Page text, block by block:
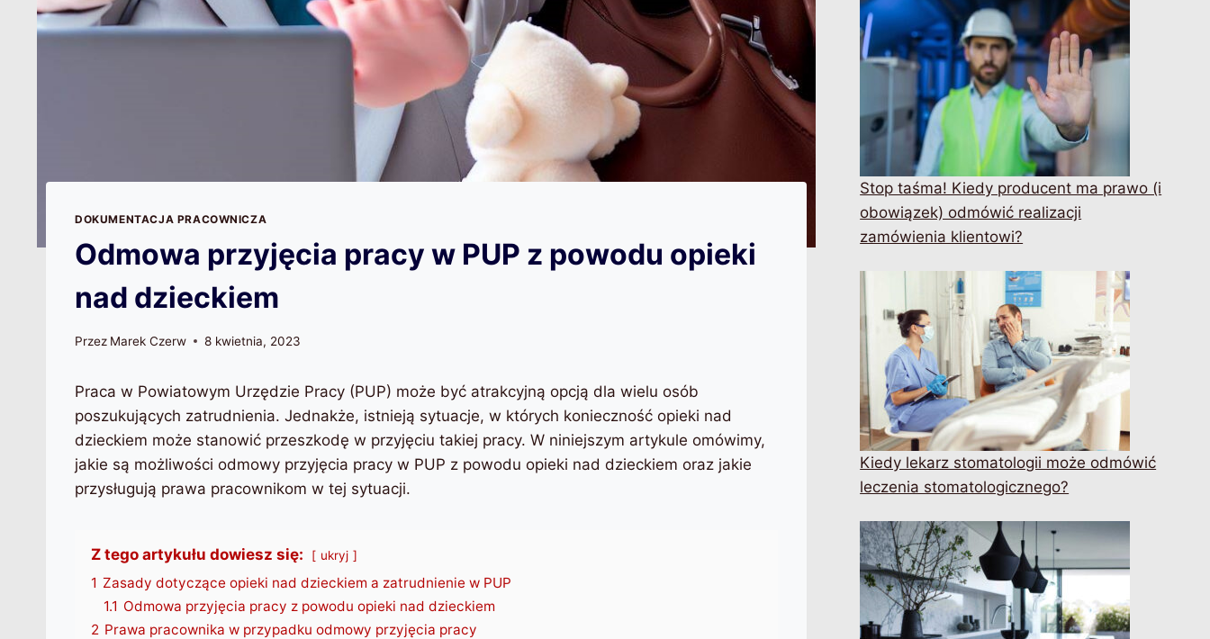
DOKUMENTACJA PRACOWNICZA
Odmowa przyjęcia pracy w PUP z powodu opieki
nad dzieckiem
Przez Marek Czerw 8 kwietnia, 2023
Praca w Powiatowym Urzędzie Pracy (PUP) może być atrakcyjną opcją dla wielu osób
poszukujących zatrudnienia. Jednakże, istnieją sytuacje, w których konieczność opieki nad
dzieckiem może stanowić przeszkodę w przyjęciu takiej pracy. W niniejszym artykule omówimy,
jakie są możliwości odmowy przyjęcia pracy w PUP z powodu opieki nad dzieckiem oraz jakie
przysługują prawa pracownikom w tej sytuacji.
Z tego artykułu dowiesz się: ukryj
1 Zasady dotyczące opieki nad dzieckiem a zatrudnienie w PUP
1.1 Odmowa przyjęcia pracy z powodu opieki nad dzieckiem
2 Prawa pracownika w przypadku odmowy przyjęcia pracy
Stop taśma! Kiedy producent ma prawo (i
obowiązek) odmówić realizacji
zamówienia klientowi?
Kiedy lekarz stomatologii może odmówić
leczenia stomatologicznego?